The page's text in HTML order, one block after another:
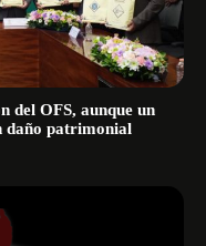
del OFS, aunque un
daño patrimonial